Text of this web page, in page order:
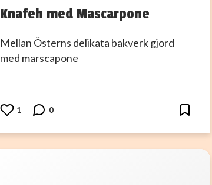
Knafeh med Mascarpone
Mellan Österns delikata bakverk gjord
med marscapone
1 0